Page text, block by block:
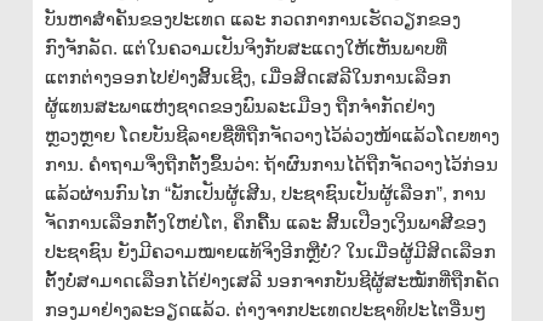
ບັນຫາສຳຄັນຂອງປະເທດ ແລະ ກວດກາການເຮັດວຽກຂອງ
ກົງຈັກລັດ. ແຕ່ໃນຄວາມເປັນຈິງກັບສະແດງໃຫ້ເຫັນພາບທີ່
ແຕກຕ່າງອອກໄປຢ່າງສິ້ນເຊີງ, ເມື່ອສິດເສລີໃນການເລືອກ
ຜູ້ແທນສະພາແຫ່ງຊາດຂອງພົນລະເມືອງ ຖືກຈຳກັດຢ່າງ
ຫຼວງຫຼາຍ ໂດຍບັນຊີລາຍຊື່ທີ່ຖືກຈັດວາງໄວ້ລ່ວງໜ້າແລ້ວໂດຍທາງ
ການ. ຄຳຖາມຈຶ່ງຖືກຕັ້ງຂຶ້ນວ່າ: ຖ້າຜົນການໄດ້ຖືກຈັດວາງໄວ້ກ່ອນ
ແລ້ວຜ່ານກົນໄກ “ພັກເປັນຜູ້ເສີນ, ປະຊາຊົນເປັນຜູ້ເລືອກ”, ການ
ຈັດການເລືອກຕັ້ງໃຫຍ່ໂຕ, ຄຶກຄື້ນ ແລະ ສິ້ນເປືອງເງິນພາສີຂອງ
ປະຊາຊົນ ຍັງມີຄວາມໝາຍແທ້ຈິງອີກຫຼືບໍ່? ໃນເມື່ອຜູ້ມີສິດເລືອກ
ຕັ້ງບໍ່ສາມາດເລືອກໄດ້ຢ່າງເສລີ ນອກຈາກບັນຊີຜູ້ສະໝັກທີ່ຖືກຄັດ
ກອງມາຢ່າງລະອຽດແລ້ວ. ຕ່າງຈາກປະເທດປະຊາທິປະໄຕອື່ນໆ